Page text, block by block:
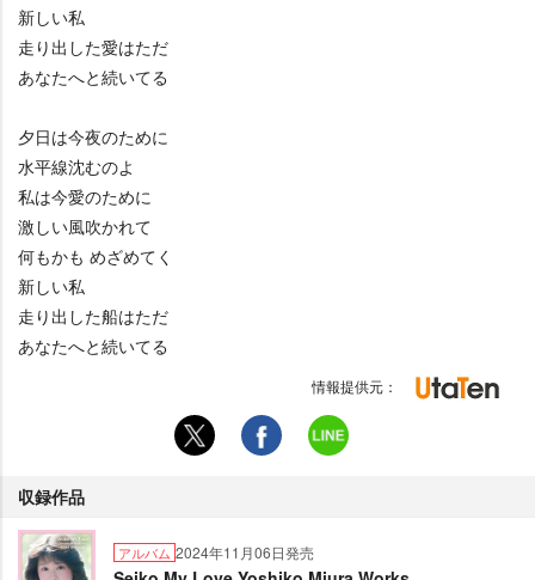
新しい私
走り出した愛はただ
あなたへと続いてる
夕日は今夜のために
水平線沈むのよ
私は今愛のために
激しい風吹かれて
何もかも めざめてく
新しい私
走り出した船はただ
あなたへと続いてる
情報提供元：
収録作品
アルバム 2024年11月06日発売